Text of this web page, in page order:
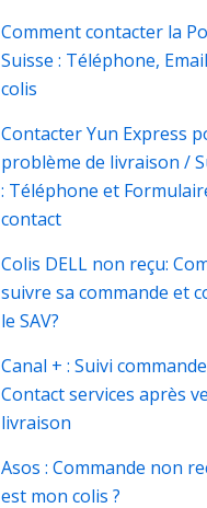
Comment contacter la
Suisse : Téléphone,
colis
Contacter Yun Express
problème de livraison /
: Téléphone et
contact
Colis DELL non reçu:
suivre sa commande et
le SAV?
Canal + : Suivi
Contact services après
livraison
Asos : Commande non
est mon colis ?